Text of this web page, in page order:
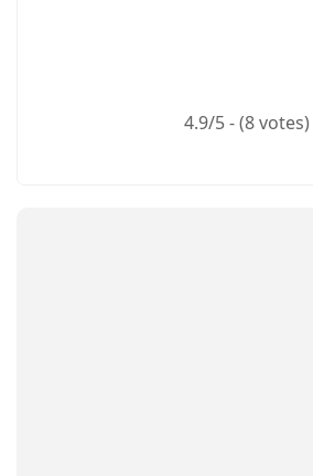
4.9/5 - (8 votes)